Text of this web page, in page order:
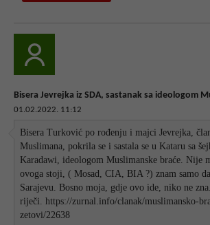
Bisera Jevrejka iz SDA, sastanak sa ideologom
01.02.2022. 11:12
Bisera Turković po rođenju i majci Jevrejka,
Muslimana, pokrila se i sastala se u Kataru sa
Karadawi, ideologom Muslimanske braće. Nije
ovoga stoji, ( Mosad, CIA, BIA ?) znam samo
Sarajevu. Bosno moja, gdje ovo ide, niko ne
riječi. https://zurnal.info/clanak/muslimansko-
zetovi/22638